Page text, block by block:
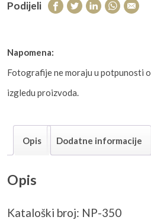
Podijeli
Napomena:
Fotografije ne moraju u potpunosti
izgledu proizvoda.
Opis Dodatne informacije
Opis
Kataloški broj: NP-350